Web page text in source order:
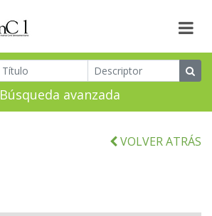
Búsqueda avanzada
VOLVER ATRÁS